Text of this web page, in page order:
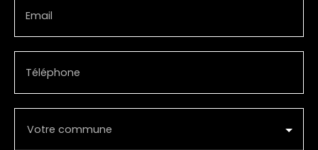
Email
Téléphone
Votre commune